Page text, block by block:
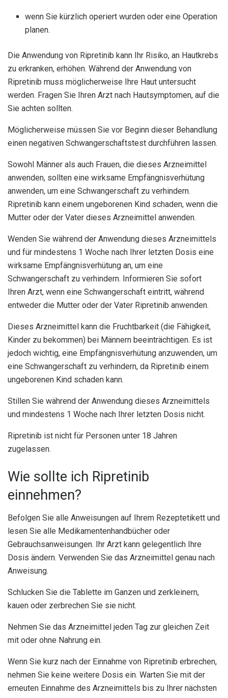
wenn Sie kürzlich operiert wurden oder eine Operation
planen.
Die Anwendung von Ripretinib kann Ihr Risiko, an Hautkrebs
zu erkranken, erhöhen. Während der Anwendung von
Ripretinib muss möglicherweise Ihre Haut untersucht
werden. Fragen Sie Ihren Arzt nach Hautsymptomen, auf die
Sie achten sollten.
Möglicherweise müssen Sie vor Beginn dieser Behandlung
einen negativen Schwangerschaftstest durchführen lassen.
Sowohl Männer als auch Frauen, die dieses Arzneimittel
anwenden, sollten eine wirksame Empfängnisverhütung
anwenden, um eine Schwangerschaft zu verhindern.
Ripretinib kann einem ungeborenen Kind schaden, wenn die
Mutter oder der Vater dieses Arzneimittel anwenden.
Wenden Sie während der Anwendung dieses Arzneimittels
und für mindestens 1 Woche nach Ihrer letzten Dosis eine
wirksame Empfängnisverhütung an, um eine
Schwangerschaft zu verhindern. Informieren Sie sofort
Ihren Arzt, wenn eine Schwangerschaft eintritt, während
entweder die Mutter oder der Vater Ripretinib anwenden.
Dieses Arzneimittel kann die Fruchtbarkeit (die Fähigkeit,
Kinder zu bekommen) bei Männern beeinträchtigen. Es ist
jedoch wichtig, eine Empfängnisverhütung anzuwenden, um
eine Schwangerschaft zu verhindern, da Ripretinib einem
ungeborenen Kind schaden kann.
Stillen Sie während der Anwendung dieses Arzneimittels
und mindestens 1 Woche nach Ihrer letzten Dosis nicht.
Ripretinib ist nicht für Personen unter 18 Jahren
zugelassen.
Wie sollte ich Ripretinib
einnehmen?
Befolgen Sie alle Anweisungen auf Ihrem Rezeptetikett und
lesen Sie alle Medikamentenhandbücher oder
Gebrauchsanweisungen. Ihr Arzt kann gelegentlich Ihre
Dosis ändern. Verwenden Sie das Arzneimittel genau nach
Anweisung.
Schlucken Sie die Tablette im Ganzen und zerkleinern,
kauen oder zerbrechen Sie sie nicht.
Nehmen Sie das Arzneimittel jeden Tag zur gleichen Zeit
mit oder ohne Nahrung ein.
Wenn Sie kurz nach der Einnahme von Ripretinib erbrechen,
nehmen Sie keine weitere Dosis ein. Warten Sie mit der
erneuten Einnahme des Arzneimittels bis zu Ihrer nächsten